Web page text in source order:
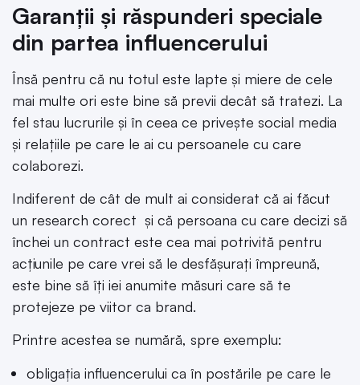
Garanții și răspunderi speciale
din partea influencerului
Însă pentru că nu totul este lapte și miere de cele
mai multe ori este bine să previi decât să tratezi. La
fel stau lucrurile și în ceea ce privește social media
și relațiile pe care le ai cu persoanele cu care
colaborezi.
Indiferent de cât de mult ai considerat că ai făcut
un research corect și că persoana cu care decizi să
închei un contract este cea mai potrivită pentru
acțiunile pe care vrei să le desfășurați împreună,
este bine să îți iei anumite măsuri care să te
protejeze pe viitor ca brand.
Printre acestea se numără, spre exemplu:
obligația influencerului ca în postările pe care le